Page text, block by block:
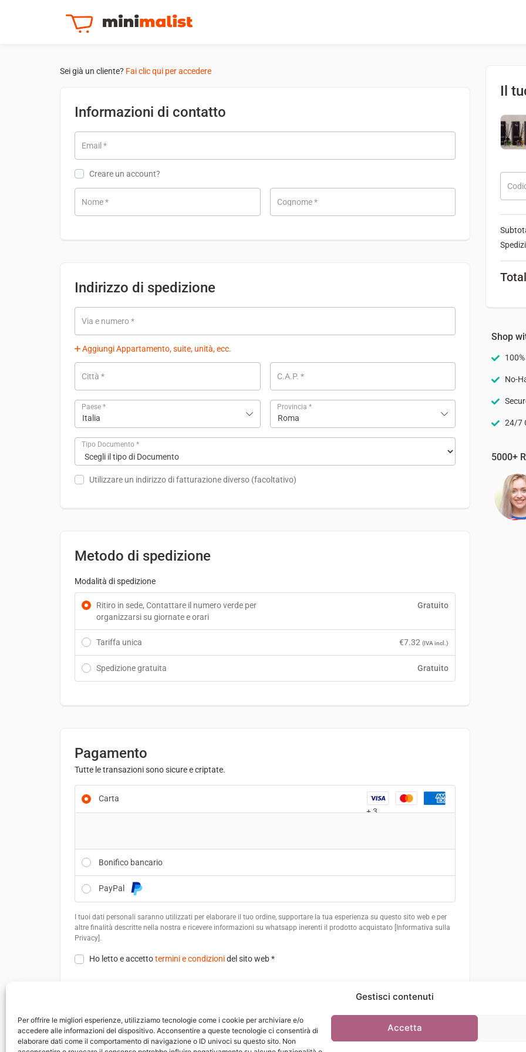
Gestisci contenuti
Per offrire le migliori esperienze, utilizziamo tecnologie come i cookie per archiviare e/o
accedere alle informazioni del dispositivo. Acconsentire a queste tecnologie ci consentirà di
elaborare dati come il comportamento di navigazione o ID univoci su questo sito. Non
Accetta
Sei già un cliente? Fai clic qui per accedere
Informazioni di contatto
Email *
Creare un account?
Nome* Cognome*
Indirizzo di spedizione
Via e numero*
Aggiungi Appartamento, suite, unità, ecc.
Città * C.A.P. *
Paese *
Italia
Provincia *
Roma
Tipo Documento *
Utilizzare un indirizzo di fatturazione diverso (facoltativo)
Metodo di spedizione
Modalità di spedizione
Ritiro in sede, Contattare il numero verde per
organizzarsi su giornate e orari
Gratuito
Tariffa unica €7.32 (IVA incl.)
Spedizione gratuita Gratuito
Pagamento
Tutte le transazioni sono sicure e criptate.
Carta
+ 3
Bonifico bancario
PayPal
I tuoi dati personali saranno utilizzati per elaborare il tuo ordine, supportare la tua esperienza su questo sito web e per
altre finalità descritte nella nostra e ricevere informazioni su whatsapp inerenti il prodotto acquistato [Informativa sulla
Privacy].
Ho letto e accettotermini e condizionidel sito web*
Il
Shop
No-
24/7
5000+